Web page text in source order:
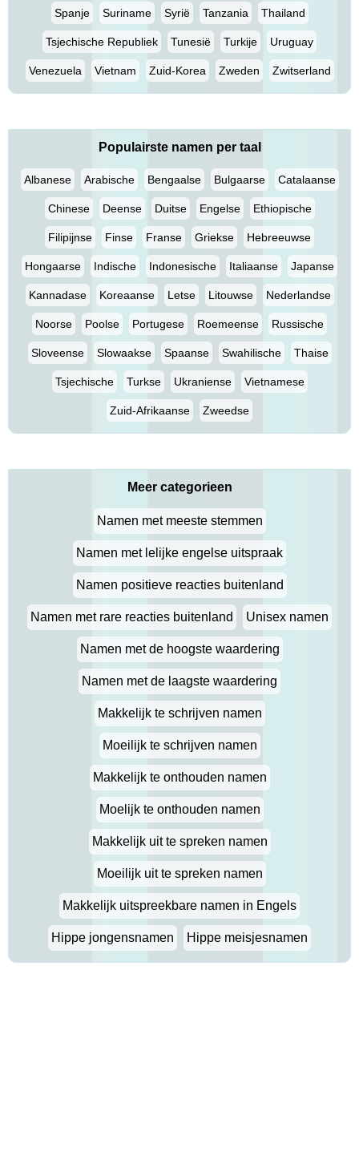
Spanje Suriname Syrië Tanzania Thailand
Tsjechische Republiek Tunesië Turkije Uruguay
Venezuela Vietnam Zuid-Korea Zweden Zwitserland
Populairste namen per taal
Albanese Arabische Bengaalse Bulgaarse Catalaanse
Chinese Deense Duitse Engelse Ethiopische
Filipijnse Finse Franse Griekse Hebreeuwse
Hongaarse Indische Indonesische Italiaanse Japanse
Kannadase Koreaanse Letse Litouwse Nederlandse
Noorse Poolse Portugese Roemeense Russische
Sloveense Slowaakse Spaanse Swahilische Thaise
Tsjechische Turkse Ukraniense Vietnamese
Zuid-Afrikaanse Zweedse
Meer categorieen
Namen met meeste stemmen
Namen met lelijke engelse uitspraak
Namen positieve reacties buitenland
Namen met rare reacties buitenland Unisex namen
Namen met de hoogste waardering
Namen met de laagste waardering
Makkelijk te schrijven namen
Moeilijk te schrijven namen
Makkelijk te onthouden namen
Moelijk te onthouden namen
Makkelijk uit te spreken namen
Moeilijk uit te spreken namen
Makkelijk uitspreekbare namen in Engels
Hippe jongensnamen Hippe meisjesnamen